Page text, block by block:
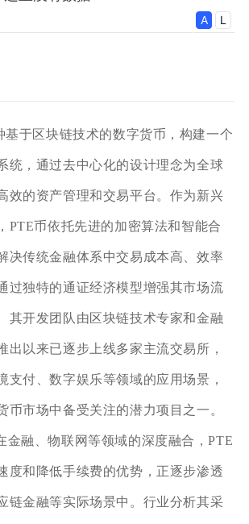
基于区块链技术的数字货币，构建一个
统，通过去中心化的设计理念为全球
效的资产管理和交易平台。作为新兴
PTE币依托先进的加密算法和智能合
决传统金融体系中交易成本高、效率
过独特的通证经济模型增强其市场流
其开发团队由区块链技术专家和金融
出以来已逐步上线多家主流交易所，
支付、数字娱乐等领域的应用场景，
币市场中备受关注的潜力项目之一。
金融、物联网等领域的深度融合，PTE
度和降低手续费的优势，正逐步渗透
链金融等实际场景中。行业分析其采